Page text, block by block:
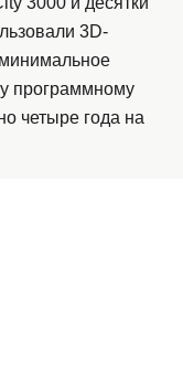
3D-
программному
четыре года на